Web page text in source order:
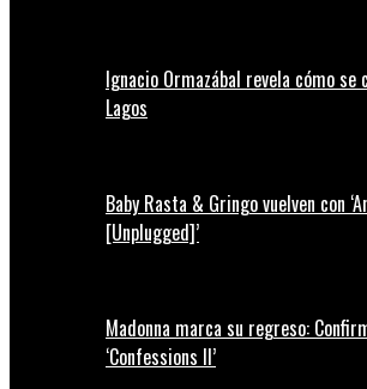
Ignacio Ormazábal revela cómo se
Lagos
Baby Rasta & Gringo vuelven con
[Unplugged]’
Madonna marca su regreso:
‘Confessions II’